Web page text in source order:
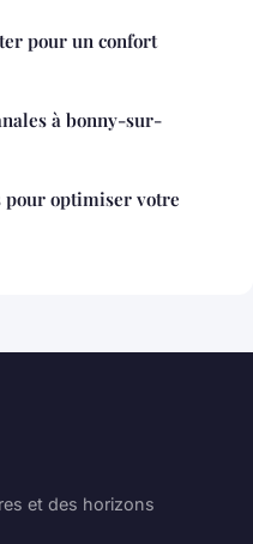
pour un confort
à bonny-sur-
pour optimiser votre
et des horizons